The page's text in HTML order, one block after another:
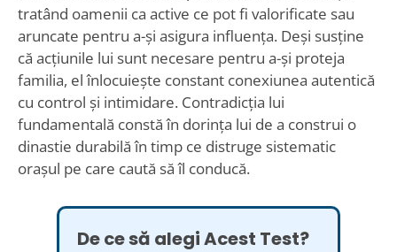
tratând oamenii ca active ce pot fi valorificate sau
aruncate pentru a-și asigura influența. Deși susține
că acțiunile lui sunt necesare pentru a-și proteja
familia, el înlocuiește constant conexiunea autentică
cu control și intimidare. Contradicția lui
fundamentală constă în dorința lui de a construi o
dinastie durabilă în timp ce distruge sistematic
orașul pe care caută să îl conducă.
De ce să alegi Acest Test?